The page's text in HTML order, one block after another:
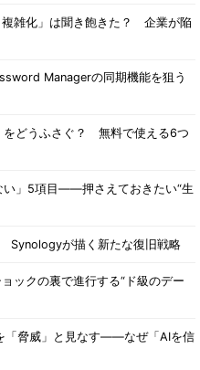
複雑化」は聞き飽きた？ 企業が陥
Managerの同期機能を狙う
をどうふさぐ？ 無料で使える6つ
い」5項目――押さえておきたい“生
Synologyが描く新たな復旧戦略
ックの裏で進行する“ド級のデー
「脅威」と見なす――なぜ「AIを信